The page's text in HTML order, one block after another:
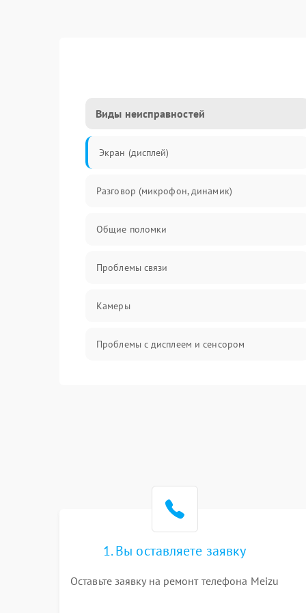
Виды неисправностей
Экран (дисплей)
Разговор (микрофон, динамик)
Общие поломки
Проблемы связи
Камеры
Проблемы с дисплеем и сенсором
1. Вы оставляете заявку
Оставьте заявку на ремонт телефона Meizu